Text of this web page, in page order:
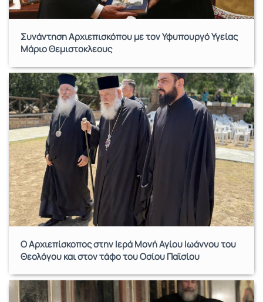
Συνάντηση Αρχιεπισκόπου με τον Υφυπουργό Υγείας
Μάριο Θεμιστοκλέους
Ο Αρχιεπίσκοπος στην Ιερά Μονή Αγίου Ιωάννου του
Θεολόγου και στον τάφο του Οσίου Παϊσίου